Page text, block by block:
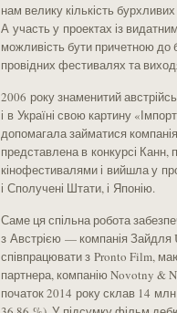
нам велику кількість
А участь у проектах із
можливість бути причетною до
провідних фестивалях та
2006 року знаменитий
і в Україні свою картину
допомагала займатися
представлена в конкурсі
кінофестивалями і вийшла у
і Сполучені Штати, і Японію.
Саме ця спільна робота
з Австрією — компанія
співпрацювати з Pronto Film,
партнера, компанію Novotny &
початок 2014 року склав 14